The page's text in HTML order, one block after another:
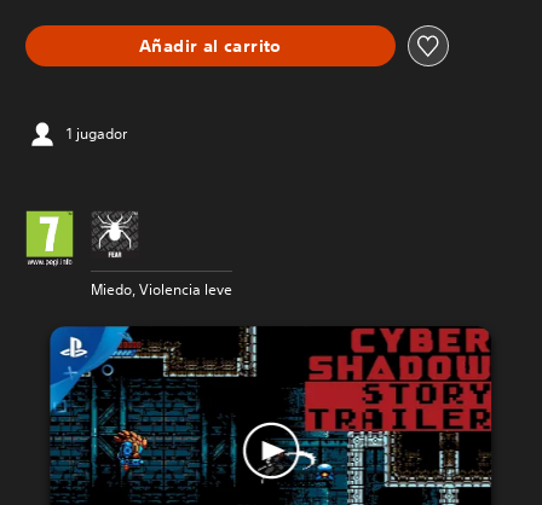
Añadir al carrito
1 jugador
Miedo, Violencia leve